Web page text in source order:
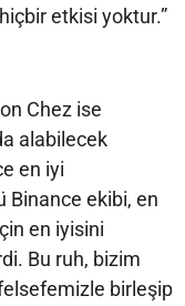
etkisi yoktur.”
Chez ise
alabilecek
en iyi
Binance ekibi, en
en iyisini
Bu ruh, bizim
felsefemizle birleşip